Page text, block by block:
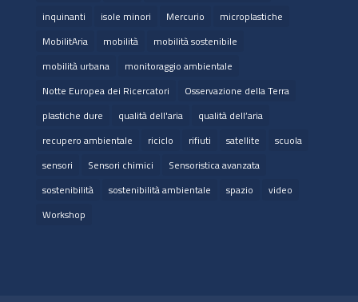
inquinanti
isole minori Mercurio
microplastiche
MobilitAria
mobilità
mobilità sostenibile
mobilità urbana
monitoraggio ambientale
Notte Europea dei Ricercatori
Osservazione della Terra
plastiche dure
qualità dell'aria
qualità dell’aria
recupero ambientale
riciclo rifiuti satellite
scuola
sensori
Sensori chimici
Sensoristica avanzata
sostenibilità
sostenibilità ambientale spazio
video
Workshop